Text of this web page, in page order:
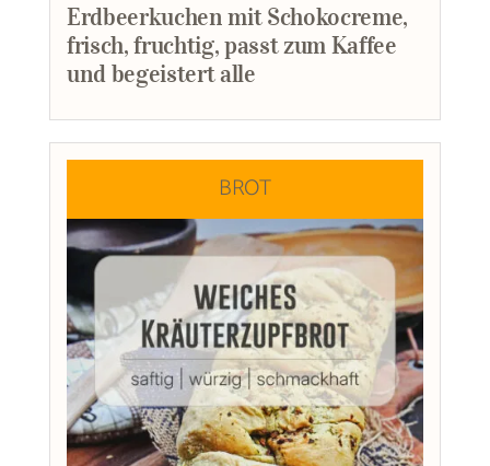
Erdbeerkuchen mit Schokocreme,
frisch, fruchtig, passt zum Kaffee
und begeistert alle
BROT